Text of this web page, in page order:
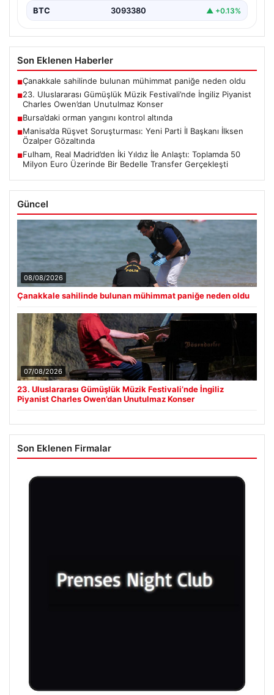
BTC 3093380 ▲ +0.13%
Son Eklenen Haberler
■Çanakkale sahilinde bulunan mühimmat paniğe neden oldu
■23. Uluslararası Gümüşlük Müzik Festivali’nde İngiliz Piyanist
Charles Owen’dan Unutulmaz Konser
■Bursa’daki orman yangını kontrol altında
■Manisa’da Rüşvet Soruşturması: Yeni Parti İl Başkanı İlksen
Özalper Gözaltında
■Fulham, Real Madrid’den İki Yıldız İle Anlaştı: Toplamda 50
Milyon Euro Üzerinde Bir Bedelle Transfer Gerçekleşti
Güncel
08/08/2026
Çanakkale sahilinde bulunan mühimmat paniğe neden oldu
07/08/2026
23. Uluslararası Gümüşlük Müzik Festivali’nde İngiliz
Piyanist Charles Owen’dan Unutulmaz Konser
Son Eklenen Firmalar